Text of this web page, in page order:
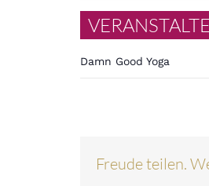
Damn Good Yoga
Freude teilen.